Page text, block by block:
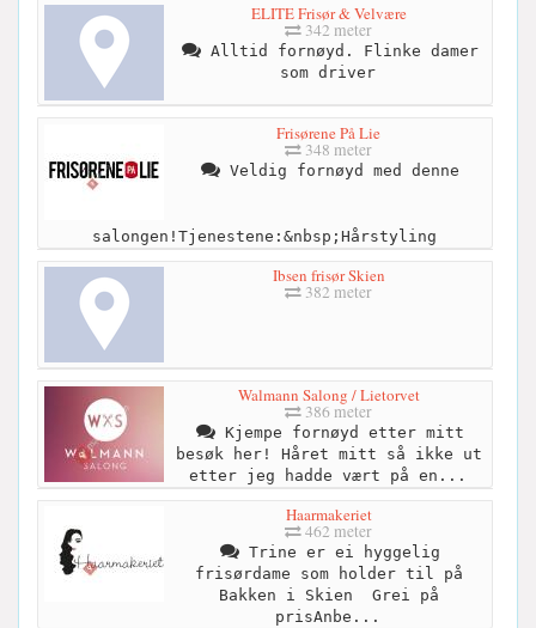
ELITE Frisør & Velvære
342 meter
Alltid fornøyd. Flinke damer
som driver
Frisørene På Lie
348 meter
Veldig fornøyd med denne
salongen!Tjenestene:&nbsp;Hårstyling
Ibsen frisør Skien
382 meter
Walmann Salong / Lietorvet
386 meter
Kjempe fornøyd etter mitt
besøk her! Håret mitt så ikke ut
etter jeg hadde vært på en...
Haarmakeriet
462 meter
Trine er ei hyggelig
frisørdame som holder til på
Bakken i Skien ‍‍‍ Grei på
prisAnbe...